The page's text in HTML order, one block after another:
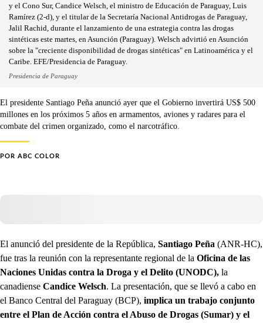
y el Cono Sur, Candice Welsch, el ministro de Educación de Paraguay, Luis
Ramírez (2-d), y el titular de la Secretaría Nacional Antidrogas de Paraguay,
Jalil Rachid, durante el lanzamiento de una estrategia contra las drogas
sintéticas este martes, en Asunción (Paraguay). Welsch advirtió en Asunción
sobre la "creciente disponibilidad de drogas sintéticas" en Latinoamérica y el
Caribe. EFE/Presidencia de Paraguay.
Presidencia de Paraguay
El presidente Santiago Peña anunció ayer que el Gobierno invertirá US$ 500
millones en los próximos 5 años en armamentos, aviones y radares para el
combate del crimen organizado, como el narcotráfico.
POR ABC COLOR
El anunció del presidente de la República, Santiago Peña (ANR-HC),
fue tras la reunión con la representante regional de la Oficina de las
Naciones Unidas contra la Droga y el Delito (UNODC), la
canadiense Candice Welsch. La presentación, que se llevó a cabo en
el Banco Central del Paraguay (BCP), implica un trabajo conjunto
entre el Plan de Acción contra el Abuso de Drogas (Sumar) y el